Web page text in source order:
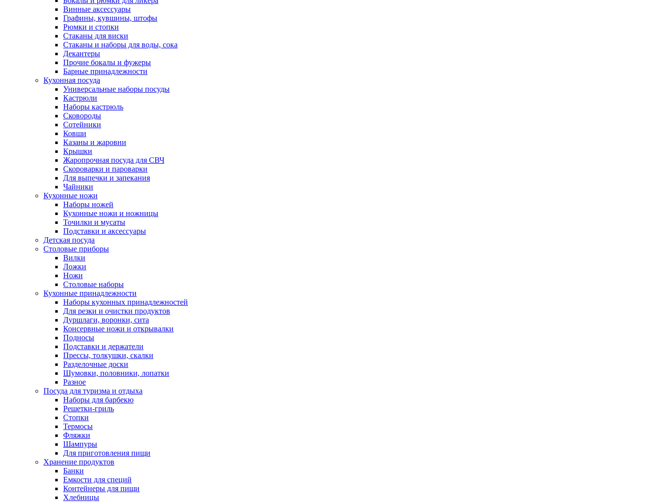
Винные аксессуары
Графины, кувшины, штофы
Рюмки и стопки
Стаканы для виски
Стаканы и наборы для воды, сока
Декантеры
Прочие бокалы и фужеры
Барные принадлежности
Кухонная посуда
Универсальные наборы посуды
Кастрюли
Наборы кастрюль
Сковороды
Сотейники
Ковши
Казаны и жаровни
Крышки
Жаропрочная посуда для СВЧ
Скороварки и пароварки
Для выпечки и запекания
Чайники
Кухонные ножи
Наборы ножей
Кухонные ножи и ножницы
Точилки и мусаты
Подставки и аксессуары
Детская посуда
Столовые приборы
Вилки
Ложки
Ножи
Столовые наборы
Кухонные принадлежности
Наборы кухонных принадлежностей
Для резки и очистки продуктов
Дуршлаги, воронки, сита
Консервные ножи и открывалки
Подносы
Подставки и держатели
Прессы, толкушки, скалки
Разделочные доски
Шумовки, половники, лопатки
Разное
Посуда для туризма и отдыха
Наборы для барбекю
Решетки-гриль
Стопки
Термосы
Фляжки
Шампуры
Для приготовления пищи
Хранение продуктов
Банки
Емкости для специй
Контейнеры для пищи
Хлебницы